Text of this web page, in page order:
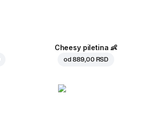
Cheesy piletina 👶
od889,00 RSD